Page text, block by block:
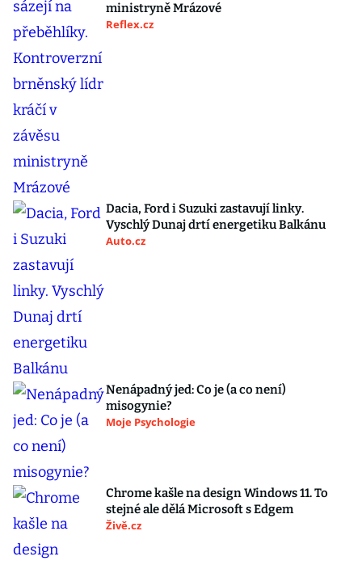
ministryně Mrázové
Reflex.cz
Dacia, Ford i Suzuki zastavují linky.
Vyschlý Dunaj drtí energetiku Balkánu
Auto.cz
Nenápadný jed: Co je (a co není)
misogynie?
Moje Psychologie
Chrome kašle na design Windows 11. To
stejné ale dělá Microsoft s Edgem
Živě.cz